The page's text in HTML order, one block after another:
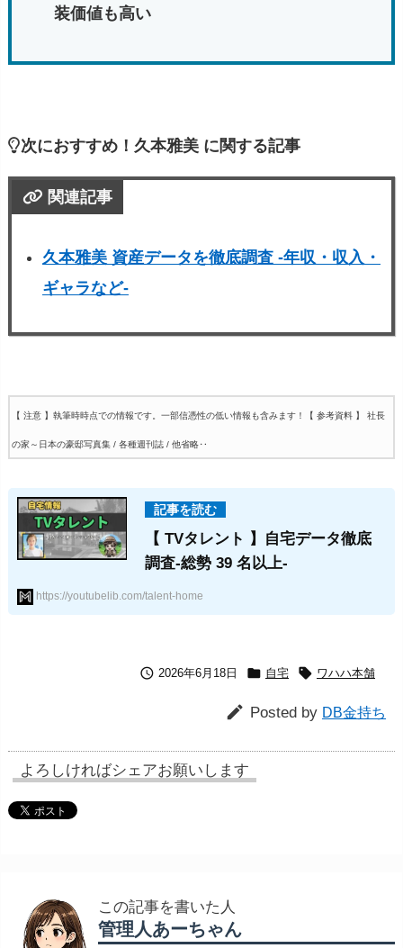
装価値も高い
次におすすめ！久本雅美 に関する記事
関連記事
久本雅美 資産データを徹底調査 -年収・収入・
ギャラなど-
【 注意 】執筆時時点での情報です。一部信憑性の低い情報も含みます！ 【 参考資料 】 社長
の家～日本の豪邸写真集 / 各種週刊誌 / 他省略‥
【 TVタレント 】自宅データ徹底
調査-総勢 39 名以上-
https://youtubelib.com/talent-home
 2026年6月18日  自宅  ワハハ本舗
 Posted by DB金持ち
よろしければシェアお願いします
この記事を書いた人
管理人あーちゃん